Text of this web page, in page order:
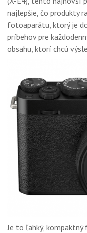
najlepšie, čo produkty
fotoaparátu, ktorý je
príbehov pre
obsahu, ktorí chcú
Je to ľahký,